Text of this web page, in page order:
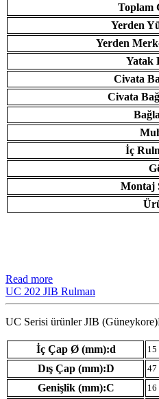
Toplam
Yerden
Yerden
Yatak
Civata
Civata
İç
Montaj
Read more
UC 202 JIB Rulman
UC Serisi ürünler JIB
İç Çap Ø (mm):d 15
Dış Çap (mm):D 47
Genişlik (mm):C 16